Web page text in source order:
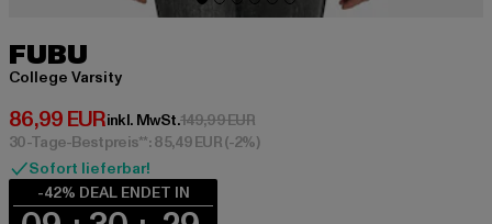
FUBU
College Varsity
86,99 EUR
Derzeitiger Preis: 86,99 EUR
inkl. MwSt.149,99 EURAktionspreis: 149,99 EUR
30-Tage-Bestpreis**: 85,49 EUR(-2%)
Sofort lieferbar!
-42% DEAL ENDET IN